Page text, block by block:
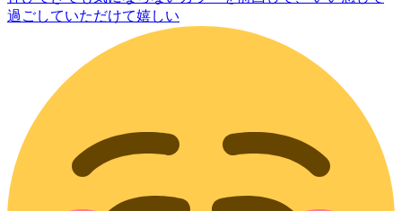
過ごしていただけて嬉しい